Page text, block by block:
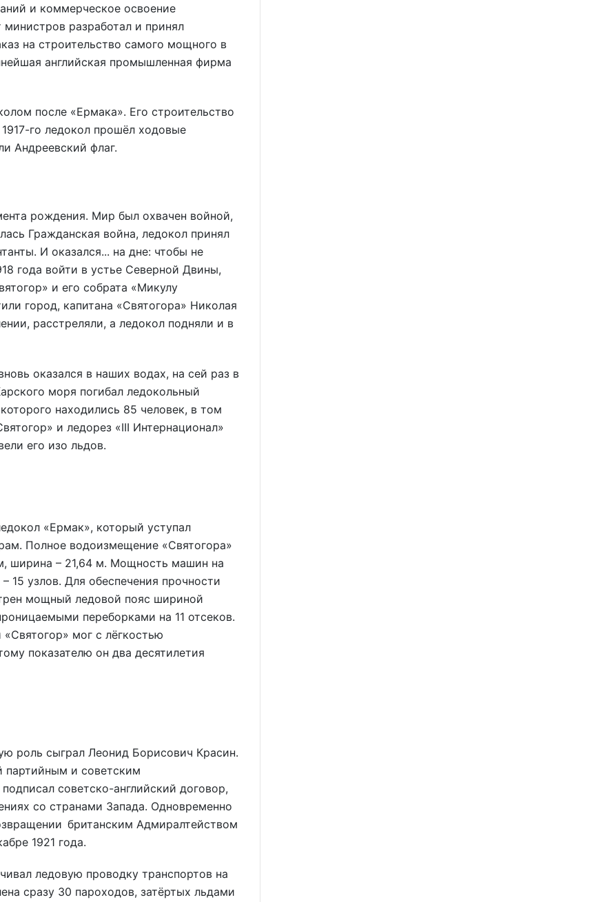
и коммерческое освоение
разработал и принял
на строительство самого мощного в
английская промышленная фирма
после «Ермака». Его строительство
го ледокол прошёл ходовые
Андреевский флаг.
рождения. Мир был охвачен войной,
Гражданская война, ледокол принял
И оказался... на дне: чтобы не
года войти в устье Северной Двины,
и его собрата «Микулу
город, капитана «Святогора» Николая
расстреляли, а ледокол подняли и в
оказался в наших водах, на сей раз в
моря погибал ледокольный
находились 85 человек, в том
и ледорез «III Интернационал»
его изо льдов.
«Ермак», который уступал
Полное водоизмещение «Святогора»
ширина – 21,64 м. Мощность машин на
15 узлов. Для обеспечения прочности
мощный ледовой пояс шириной
переборками на 11 отсеков.
мог с лёгкостью
показателю он два десятилетия
роль сыграл Леонид Борисович Красин.
партийным и советским
советско-английский договор,
со странами Запада. Одновременно
британским Адмиралтейством
1921 года.
ледовую проводку транспортов на
сразу 30 пароходов, затёртых льдами